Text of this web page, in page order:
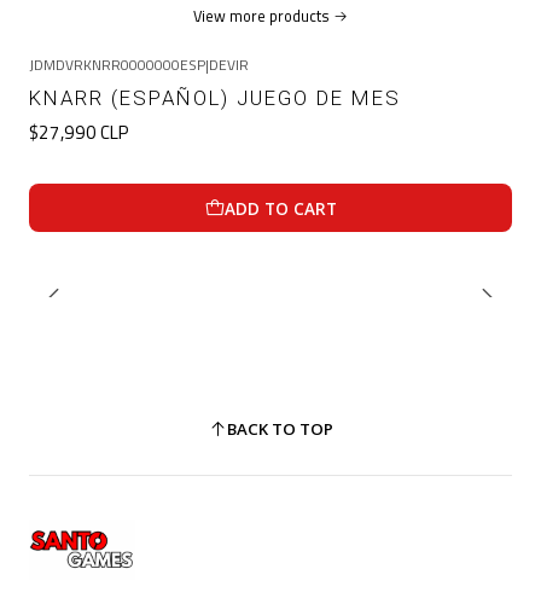
View more products
JDMDVRKNRR0000000ESP|DEVIR
KNARR (ESPAÑOL) JUEGO DE MES
$27,990 CLP
ADD TO CART
BACK TO TOP